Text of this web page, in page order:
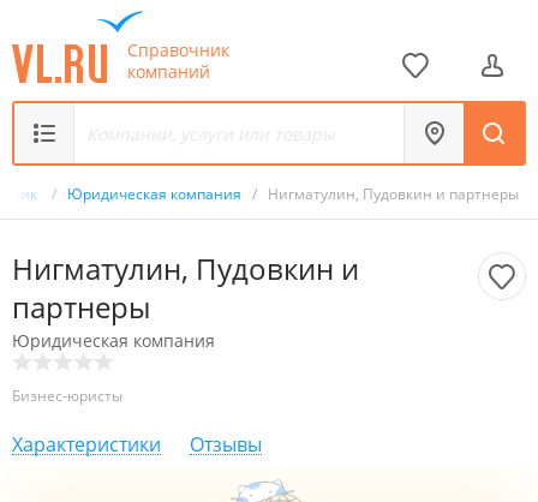
Справочник
компаний
/ Юридическая компания / Нигматулин, Пудовкин и партнеры
Нигматулин, Пудовкин и
партнеры
Юридическая компания
Бизнес-юристы
Характеристики Отзывы